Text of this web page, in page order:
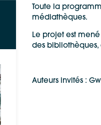
Toute la
médiathèques.
Le projet est
des bibliothèques,
Auteurs invités :